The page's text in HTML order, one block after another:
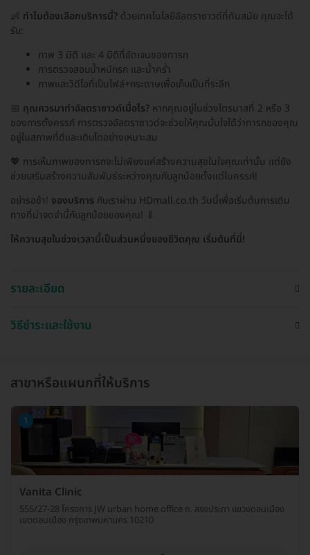
👶 ทำไมต้องเลือกบริการนี้? ด้วยเทคโนโลยีอัลตราซาวด์ที่ทันสมัย คุณจะได้
รับ:
ภาพ 3 มิติ และ 4 มิติที่ชัดเจนของทารก
การตรวจสอบน้ำหนักรก และน้ำคร่ำ
ภาพและวิดีโอที่เป็นไฟล์+กระดาษเพื่อเก็บเป็นที่ระลึก
📅 คุณควรมาทำอัลตราซาวด์เมื่อไร? หากคุณอยู่ในช่วงไตรมาสที่ 2 หรือ 3
ของการตั้งครรภ์ การตรวจอัลตราซาวด์จะช่วยให้คุณมั่นใจได้ว่าทารกของคุณ
อยู่ในสภาพที่ดีและเติบโตอย่างเหมาะสม
💖 การเห็นภาพของทารกจะไม่เพียงแค่สร้างความสุขในใจคุณเท่านั้น แต่ยัง
ช่วยเสริมสร้างความสัมพันธ์ระหว่างคุณกับลูกน้อยตั้งแต่ในครรภ์!
อย่ารอช้า! จองบริการ กับเราผ่าน HDmall.co.th วันนี้เพื่อเริ่มต้นการเดิน
ทางที่น่าจดจำนี้กับลูกน้อยของคุณ! 🍼
ให้ความสุขในช่วงเวลานี้เป็นส่วนหนึ่งของชีวิตคุณ เริ่มต้นที่นี่!
รายละเอียด
วิธีชำระและใช้งาน
สาขาหรือแผนกที่ให้บริการ
1
Vanita Clinic
555/27-28 โครงการ JW urban home office ถ. สรงประภา แขวงดอนเมือง
เขตดอนเมือง กรุงเทพมหานคร 10210